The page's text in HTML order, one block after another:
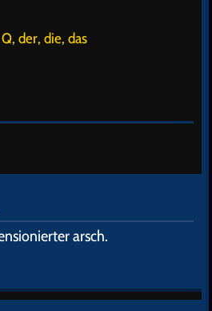
Versorgung
das